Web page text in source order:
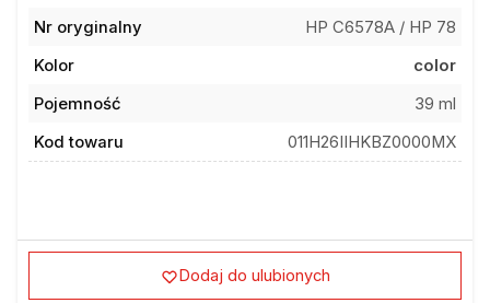
Nr oryginalny
HP C6578A / HP 78
Kolor
color
Pojemność
39 ml
Kod towaru
011H26IIHKBZ0000MX
Dodaj do ulubionych